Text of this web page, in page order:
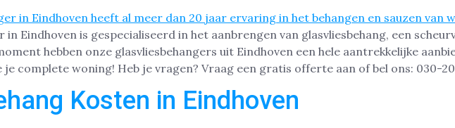
in Eindhoven is gespecialiseerd in het aanbrengen van glasvliesbehang, een
hebben onze glasvliesbehangers uit Eindhoven een hele aantrekkelijke
je complete woning! Heb je vragen? Vraag een gratis offerte aan of bel ons: 030-
Kosten in Eindhoven